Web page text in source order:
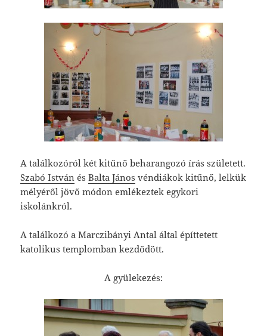
A találkozóról két kitűnő beharangozó írás született.
Szabó István ésBalta János véndiákok kitűnő, lelkük
mélyéről jövő módon emlékeztek egykori
iskolánkról.
A találkozó a Marczibányi Antal által építtetett
katolikus templomban kezdődött.
A gyülekezés: